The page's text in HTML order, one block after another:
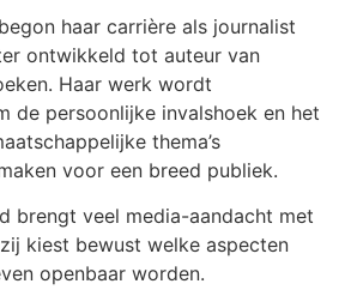
haar carrière als journalist
ontwikkeld tot auteur van
Haar werk wordt
de persoonlijke invalshoek en het
thema’s
voor een breed publiek.
brengt veel media-aandacht met
kiest bewust welke aspecten
openbaar worden.